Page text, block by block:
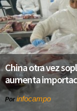
China otra vez
aumenta
Por infocampo